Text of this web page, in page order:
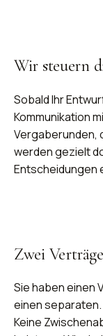
Wir steuern
Sobald Ihr
Kommunikation
Vergaberunden,
werden gezielt
Entscheidungen
Zwei
Sie haben einen
einen
Keine